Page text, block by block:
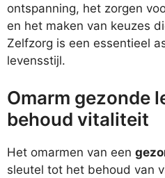
ontspanning, het zorgen
en het maken van keuzes
Zelfzorg is een essentieel
levensstijl.
Omarm gezonde
behoud vitaliteit
Het omarmen van een
sleutel tot het behoud van